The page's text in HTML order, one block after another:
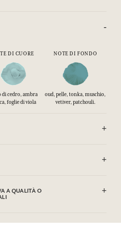
DI CUORE NOTE DI FONDO
di cedro, ambra
foglie di viola
oud, pelle, tonka, muschio,
vetiver, patchouli.
Linalool, Eugenol, Coumarin,
Benzoate, Benzyl Cinnamate, Benzyl
A QUALITÀ O